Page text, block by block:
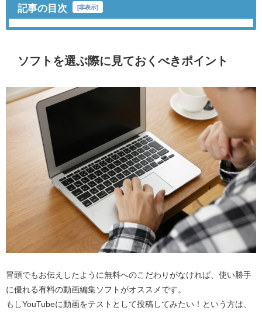
記事の目次 [非表示]
ソフトを選ぶ際に見ておくべきポイント
冒頭でもお伝えしたように無料へのこだわりがなければ、使い勝手
に優れる有料の動画編集ソフトがオススメです。
もしYouTubeに動画をテストとして投稿してみたい！という方は、